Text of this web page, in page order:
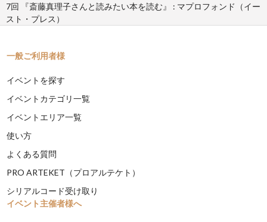
7回 『斎藤真理子さんと読みたい本を読む』 : マプロフォンド（イー
スト・プレス）
一般ご利用者様
イベントを探す
イベントカテゴリ一覧
イベントエリア一覧
使い方
よくある質問
PRO ARTEKET（プロアルテケト）
シリアルコード受け取り
イベント主催者様へ